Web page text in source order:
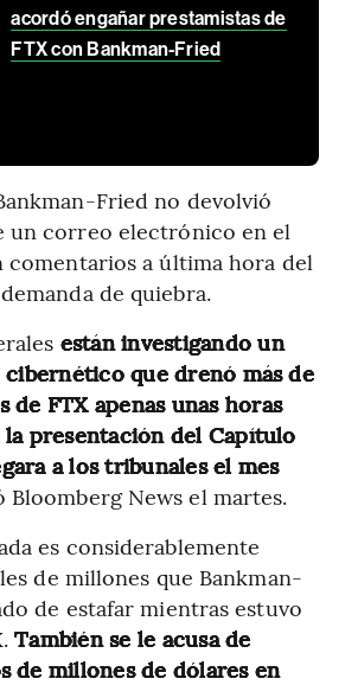
acordó engañar prestamistas de
FTX con Bankman-Fried
Fried no devolvió
un correo electrónico en el
comentarios a última hora del
de quiebra.
están investigando un
que drenó más de
de FTX apenas unas horas
la presentación del Capítulo
a los tribunales el mes
News el martes.
es considerablemente
de millones que Bankman-
de estafar mientras estuvo
También se le acusa de
de millones de dólares en